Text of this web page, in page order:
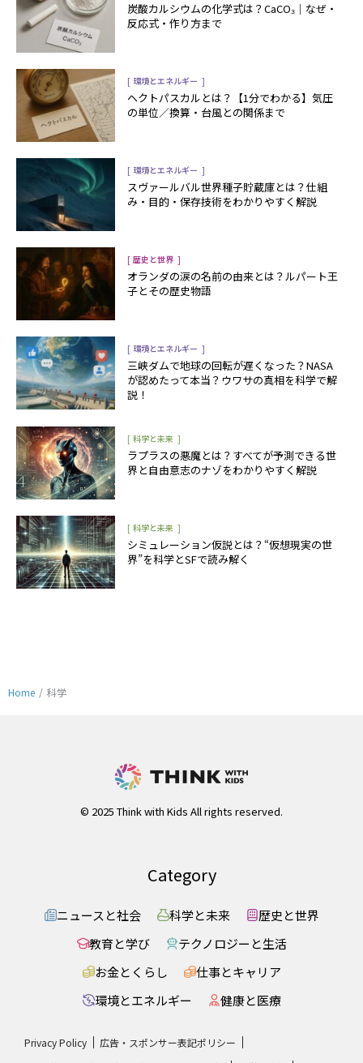
炭酸カルシウムの化学式は？CaCO₃｜なぜ・
反応式・作り方まで
[ 環境とエネルギー ]
ヘクトパスカルとは？【1分でわかる】気圧
の単位／換算・台風との関係まで
[ 環境とエネルギー ]
スヴァールバル世界種子貯蔵庫とは？仕組
み・目的・保存技術をわかりやすく解説
[ 歴史と世界 ]
オランダの涙の名前の由来とは？ルパート王
子とその歴史物語
[ 環境とエネルギー ]
三峡ダムで地球の回転が遅くなった？NASA
が認めたって本当？ウワサの真相を科学で解
説！
[ 科学と未来 ]
ラプラスの悪魔とは？すべてが予測できる世
界と自由意志のナゾをわかりやすく解説
[ 科学と未来 ]
シミュレーション仮説とは？“仮想現実の世
界”を科学とSFで読み解く
Home / 科学
© 2025 Think with Kids All rights reserved.
Category
ニュースと社会 科学と未来
歴史と世界
教育と学び
テクノロジーと生活
お金とくらし
仕事とキャリア
環境とエネルギー
健康と医療
Privacy Policy
広告・スポンサー表記ポリシー